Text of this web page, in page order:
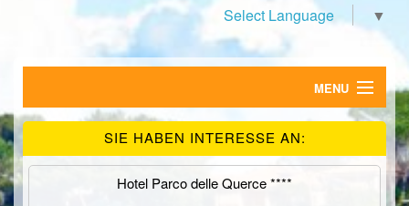
Select Language ▼
MENU
HOME
FERIENWOHNUNGEN
SIE HABEN INTERESSE AN:
Hotel Parco delle Querce ****